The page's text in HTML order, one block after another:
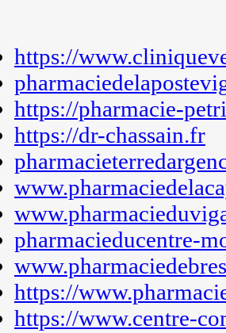
https://
https://pharmacie-
https://dr-chassain.fr
pharmacieducentre-
https://
https://www.centre-